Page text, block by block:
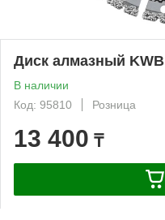
Диск алмазный
В наличии
Код: 95810
Розница
13 400 ₸